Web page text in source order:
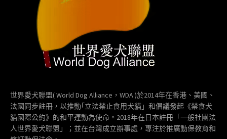
世界愛犬聯盟( World Dog Alliance，WDA )於2014年在香港、美國、
法國同步註冊，以推動｢立法禁止食用犬貓」和倡議發起《禁食犬
貓國際公約》的和平運動為使命。2018年在日本註冊「一般社團法
人世界愛犬聯盟」；並在台灣成立辦事處，專注於推廣動保教育和